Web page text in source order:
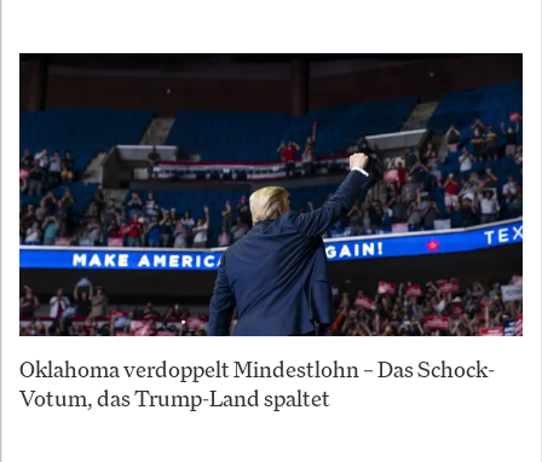
Oklahoma verdoppelt Mindestlohn – Das Schock-
Votum, das Trump-Land spaltet